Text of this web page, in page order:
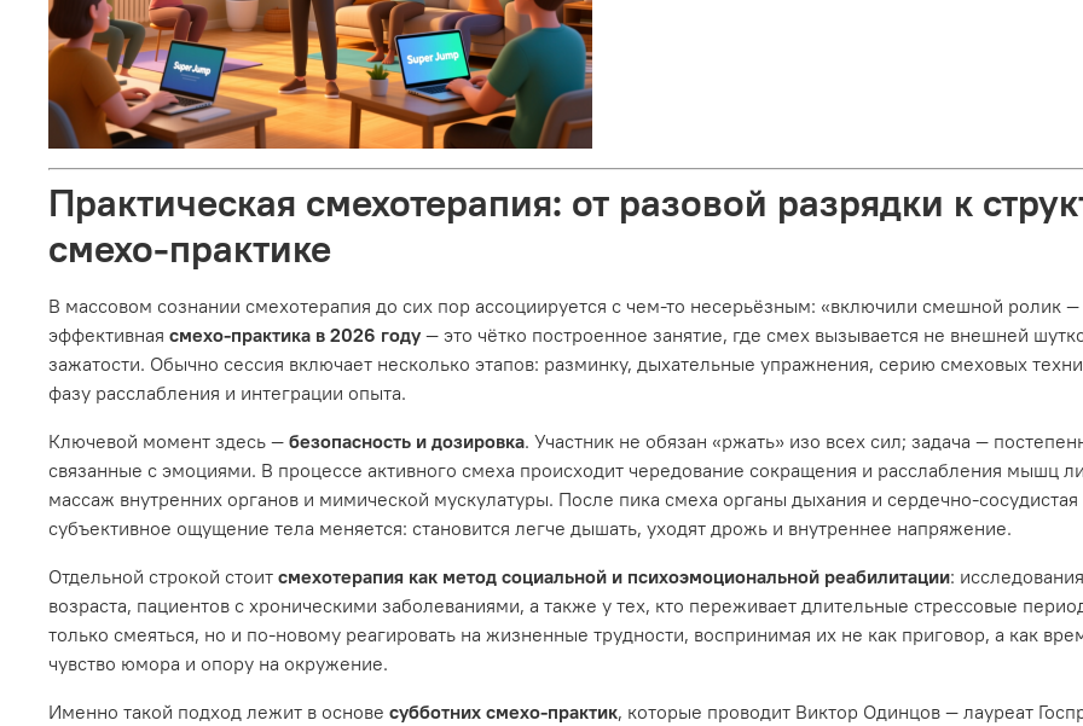
Практическая смехотерапия: от разовой разрядки к
смехо‑практике
В массовом сознании смехотерапия до сих пор ассоциируется с чем‑то несерьёзным: «включили смешной ролик
эффективная смехо‑практика в 2026 году — это чётко построенное занятие, где смех вызывается не внешней
зажатости. Обычно сессия включает несколько этапов: разминку, дыхательные упражнения, серию смеховых
фазу расслабления и интеграции опыта.
Ключевой момент здесь — безопасность и дозировка. Участник не обязан «ржать» изо всех сил; задача —
связанные с эмоциями. В процессе активного смеха происходит чередование сокращения и расслабления мышц
массаж внутренних органов и мимической мускулатуры. После пика смеха органы дыхания и
субъективное ощущение тела меняется: становится легче дышать, уходят дрожь и внутреннее напряжение.
Отдельной строкой стоит смехотерапия как метод социальной и психоэмоциональной реабилитации:
возраста, пациентов с хроническими заболеваниями, а также у тех, кто переживает длительные стрессовые
только смеяться, но и по‑новому реагировать на жизненные трудности, воспринимая их не как приговор, а как
чувство юмора и опору на окружение.
Именно такой подход лежит в основе субботних смехо‑практик, которые проводит Виктор Одинцов — лауреат